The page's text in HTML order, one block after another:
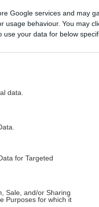
Google services and may
usage behaviour. You may
your data for below
data.
for Targeted
Sale, and/or Sharing
Purposes for which it